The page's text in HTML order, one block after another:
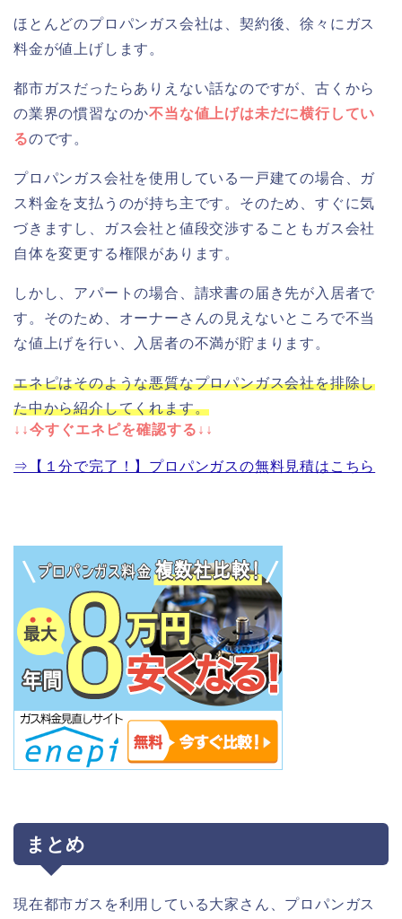
ほとんどのプロパンガス会社は、契約後、徐々にガス
料金が値上げします。
都市ガスだったらありえない話なのですが、古くから
の業界の慣習なのか不当な値上げは未だに横行してい
るのです。
プロパンガス会社を使用している一戸建ての場合、ガ
ス料金を支払うのが持ち主です。そのため、すぐに気
づきますし、ガス会社と値段交渉することもガス会社
自体を変更する権限があります。
しかし、アパートの場合、請求書の届き先が入居者で
す。そのため、オーナーさんの見えないところで不当
な値上げを行い、入居者の不満が貯まります。
エネピはそのような悪質なプロパンガス会社を排除し
た中から紹介してくれます。
↓↓今すぐエネピを確認する↓↓
⇒【１分で完了！】プロパンガスの無料見積はこちら
まとめ
現在都市ガスを利用している大家さん、プロパンガス